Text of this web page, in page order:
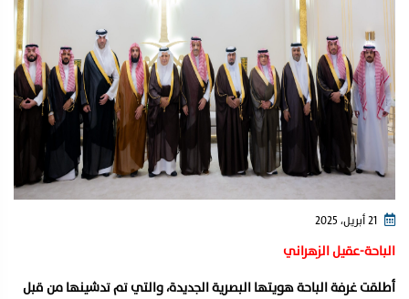
الباحة-عقيل الزهراني
أطلقت غرفة الباحة هويتها البصرية الجديدة، والتي تم تدشينها من قبل